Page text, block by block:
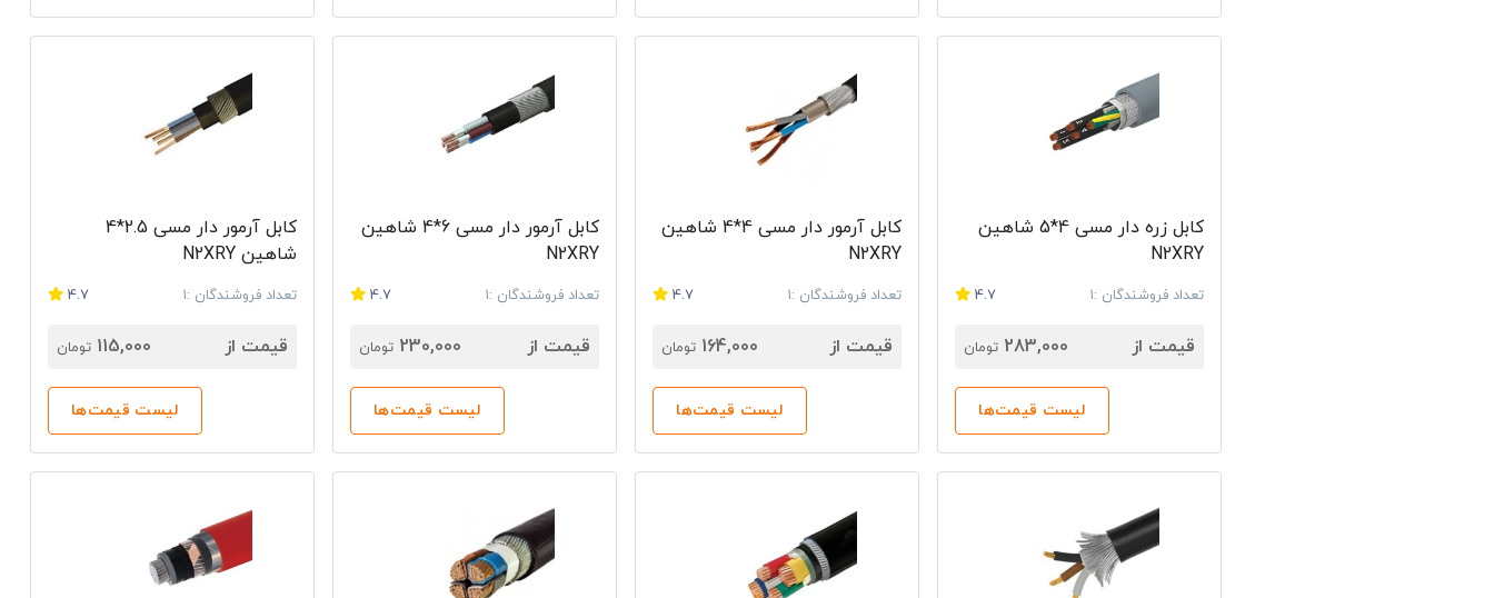
تضمین‌کننده کیفیت و اصالت کالا است و به مشتریان امکان می‌دهد تا خریدی مطمئن و سریع را تجربه کنند.
خرید سیم و کابل شاهین از راندنو به شما امکان می‌دهد محصولات این برند معتبر را بدون واسطه و با مشاهده و مقایسه قیمت‌های به‌روز از
فروشگاه‌های عضو تهیه کنید. پیش از خرید، می‌توانید مشخصات فنی دقیق هر محصول را مشاهده کرده و انتخابی بهتر داشته باشید. با ارتباط
سریع و مستقیم با فروشندگان معتبر، مشاوره تخصصی دریافت کنید و خریدی آسان و بی‌دردسر را تجربه کنید. لیست قیمت به‌روز و ارائه
خدمات شفاف، خرید شاهین را از راندنو ایمن‌تر و مطمئن‌تر از همیشه می‌سازد.
کابل زره دار مسی 4*5 شاهین
N2XRY
تعداد فروشندگان :1 4.7
قیمت از 283,000 تومان
لیست قیمت‌ها
کابل آرمور دار مسی 4*4 شاهین
N2XRY
تعداد فروشندگان :1 4.7
قیمت از 164,000 تومان
لیست قیمت‌ها
کابل آرمور دار مسی 6*4 شاهین
N2XRY
تعداد فروشندگان :1 4.7
قیمت از 230,000 تومان
لیست قیمت‌ها
کابل آرمور دار مسی 2.5*4
شاهین N2XRY
تعداد فروشندگان :1 4.7
قیمت از 115,000 تومان
لیست قیمت‌ها